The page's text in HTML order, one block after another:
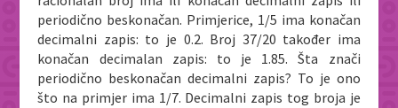
periodično beskonačan. Primjerice, 1/5 ima konačan
decimalni zapis: to je 0.2. Broj 37/20 također ima
konačan decimalan zapis: to je 1.85. Šta znači
periodično beskonačan decimalni zapis? To je ono
što na primjer ima 1/7. Decimalni zapis tog broja je